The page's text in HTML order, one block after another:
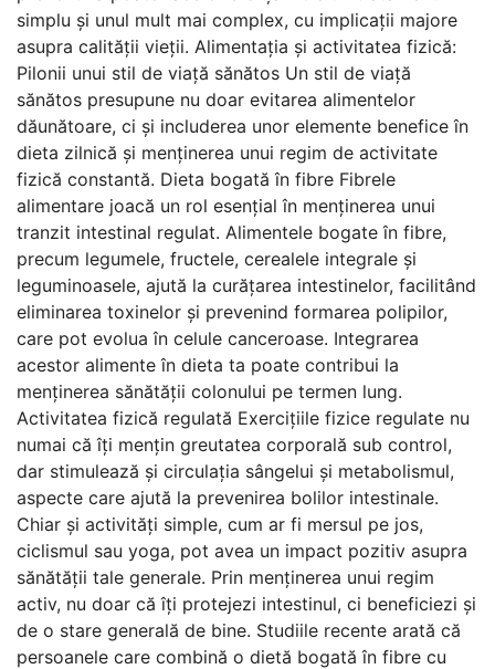
simplu și unul mult mai complex, cu implicații majore
asupra calității vieții. Alimentația și activitatea fizică:
Pilonii unui stil de viață sănătos Un stil de viață
sănătos presupune nu doar evitarea alimentelor
dăunătoare, ci și includerea unor elemente benefice în
dieta zilnică și menținerea unui regim de activitate
fizică constantă. Dieta bogată în fibre Fibrele
alimentare joacă un rol esențial în menținerea unui
tranzit intestinal regulat. Alimentele bogate în fibre,
precum legumele, fructele, cerealele integrale și
leguminoasele, ajută la curățarea intestinelor, facilitând
eliminarea toxinelor și prevenind formarea polipilor,
care pot evolua în celule canceroase. Integrarea
acestor alimente în dieta ta poate contribui la
menținerea sănătății colonului pe termen lung.
Activitatea fizică regulată Exercițiile fizice regulate nu
numai că îți mențin greutatea corporală sub control,
dar stimulează și circulația sângelui și metabolismul,
aspecte care ajută la prevenirea bolilor intestinale.
Chiar și activități simple, cum ar fi mersul pe jos,
ciclismul sau yoga, pot avea un impact pozitiv asupra
sănătății tale generale. Prin menținerea unui regim
activ, nu doar că îți protejezi intestinul, ci beneficiezi și
de o stare generală de bine. Studiile recente arată că
persoanele care combină o dietă bogată în fibre cu